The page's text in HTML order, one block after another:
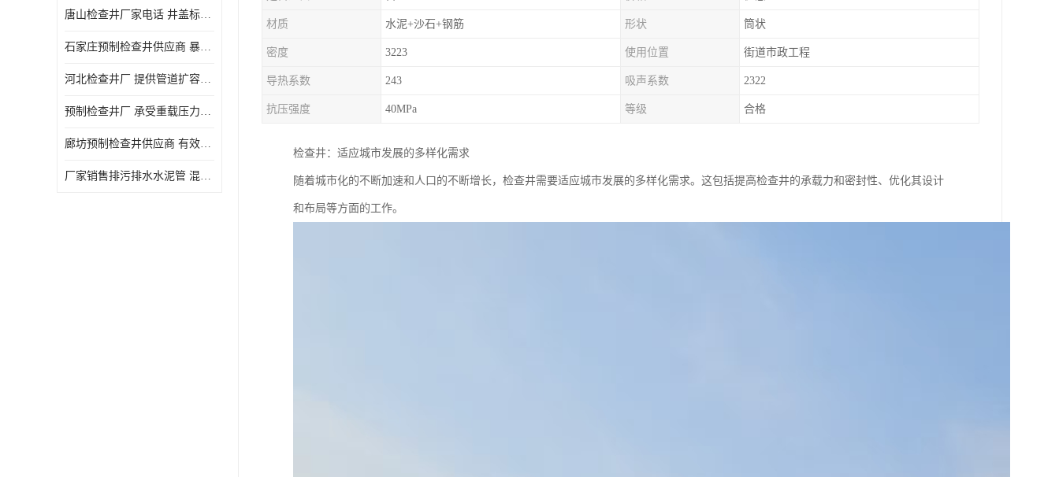
唐山检查井厂家电话 井盖标识清晰无误
石家庄预制检查井供应商 暴雨季节排水畅通
河北检查井厂 提供管道扩容接口
预制检查井厂 承受重载压力稳定
廊坊预制检查井供应商 有效引导分流雨水
厂家销售排污排水水泥管 混凝土钢筋水泥管 承插式混凝土排水管
材质 水泥+沙石+钢筋 形状 筒状
密度 3223 使用位置 街道市政工程
导热系数 243 吸声系数 2322
抗压强度 40MPa 等级 合格
检查井：适应城市发展的多样化需求
随着城市化的不断加速和人口的不断增长，检查井需要适应城市发展的多样化需求。这包括提高检查井的承载力和密封性、优化其设计
和布局等方面的工作。